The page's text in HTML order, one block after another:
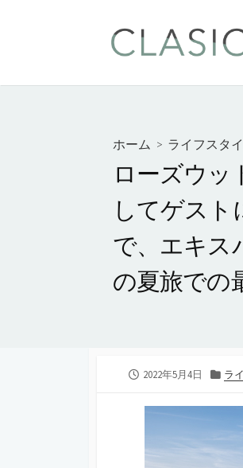
ホーム > ライフスタ
ローズウッ
してゲス
で、エキス
の夏旅での
公
日
2022年5月4日
カ
ゴ
ラ